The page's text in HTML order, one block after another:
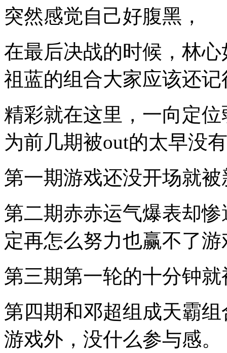
知
道。
傲
不
是
米
有
滴，
就
算
没
过
综
艺，
了
小
编
写
的
目
应
也
有
收
获
突然感觉自己好腹黑，
在最后决战的时候，林
祖蓝的组合大家应该还记
精彩就在这里，一向定
为前几期被out的太早没
第一期游戏还没开场就
第二期赤赤运气爆表却
定再怎么努力也赢不了游
第三期第一轮的十分钟
第四期和邓超组成天霸
游戏外，没什么参与感。